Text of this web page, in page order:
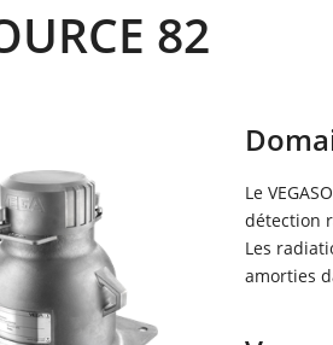
82
Le
détection
Les
amorties